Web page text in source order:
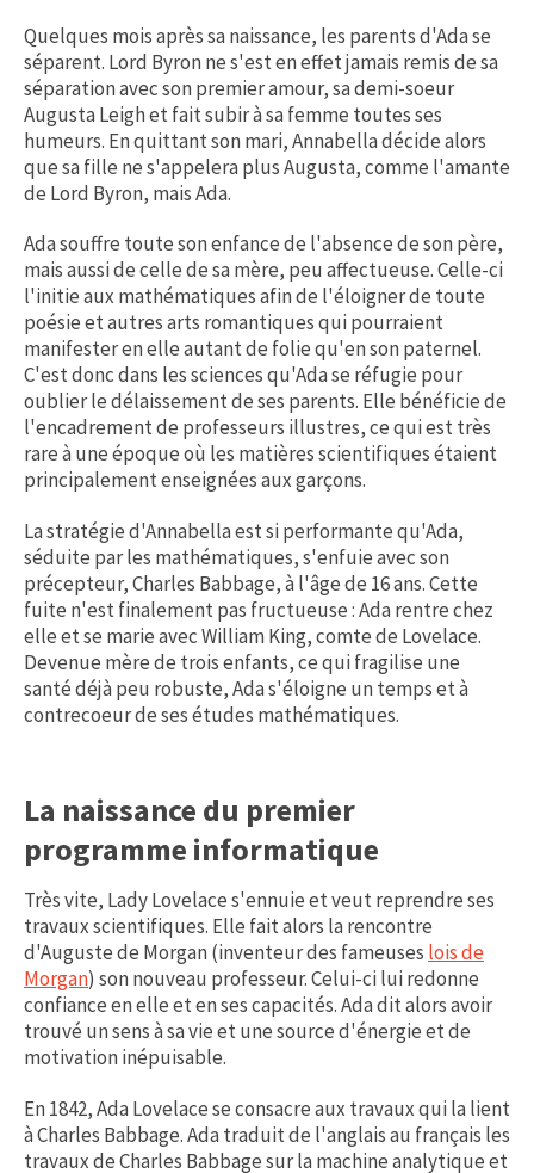
Quelques mois après sa naissance, les parents d'Ada se
séparent. Lord Byron ne s'est en effet jamais remis de sa
séparation avec son premier amour, sa demi-soeur
Augusta Leigh et fait subir à sa femme toutes ses
humeurs. En quittant son mari, Annabella décide alors
que sa fille ne s'appelera plus Augusta, comme l'amante
de Lord Byron, mais Ada.
Ada souffre toute son enfance de l'absence de son père,
mais aussi de celle de sa mère, peu affectueuse. Celle-ci
l'initie aux mathématiques afin de l'éloigner de toute
poésie et autres arts romantiques qui pourraient
manifester en elle autant de folie qu'en son paternel.
C'est donc dans les sciences qu'Ada se réfugie pour
oublier le délaissement de ses parents. Elle bénéficie de
l'encadrement de professeurs illustres, ce qui est très
rare à une époque où les matières scientifiques étaient
principalement enseignées aux garçons.
La stratégie d'Annabella est si performante qu'Ada,
séduite par les mathématiques, s'enfuie avec son
précepteur, Charles Babbage, à l'âge de 16 ans. Cette
fuite n'est finalement pas fructueuse : Ada rentre chez
elle et se marie avec William King, comte de Lovelace.
Devenue mère de trois enfants, ce qui fragilise une
santé déjà peu robuste, Ada s'éloigne un temps et à
contrecoeur de ses études mathématiques.
La naissance du premier
programme informatique
Très vite, Lady Lovelace s'ennuie et veut reprendre ses
travaux scientifiques. Elle fait alors la rencontre
d'Auguste de Morgan (inventeur des fameuses lois de
Morgan) son nouveau professeur. Celui-ci lui redonne
confiance en elle et en ses capacités. Ada dit alors avoir
trouvé un sens à sa vie et une source d'énergie et de
motivation inépuisable.
En 1842, Ada Lovelace se consacre aux travaux qui la lient
à Charles Babbage. Ada traduit de l'anglais au français les
travaux de Charles Babbage sur la machine analytique et